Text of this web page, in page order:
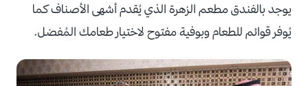
يوجد بالفندق مطعم الزهرة الذي يُقدم أشهى الأصناف كما
يُوفر قوائم للطعام وبوفية مفتوح لاختيار طعامك المُفضل.